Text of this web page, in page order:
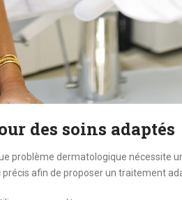
des soins adaptés
problème dermatologique nécessite
afin de proposer un traitement